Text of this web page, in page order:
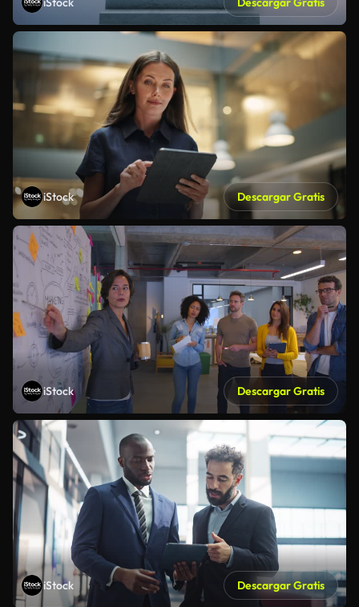
iStock Descargar Gratis
iStock Descargar Gratis
iStock Descargar Gratis